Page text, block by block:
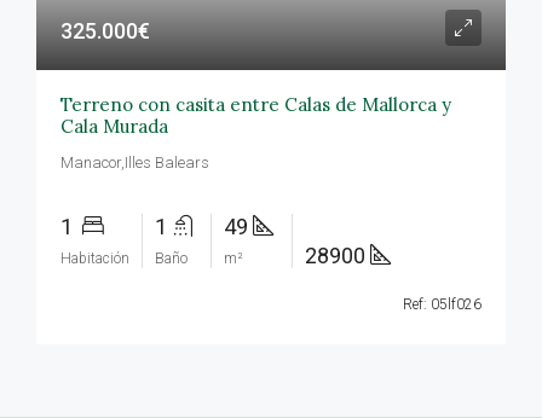
325.000€
Terreno con casita entre Calas de Mallorca y
Cala Murada
Manacor,Illes Balears
1
Habitación
1
Baño
49
m² 28900
Ref: 05lf026